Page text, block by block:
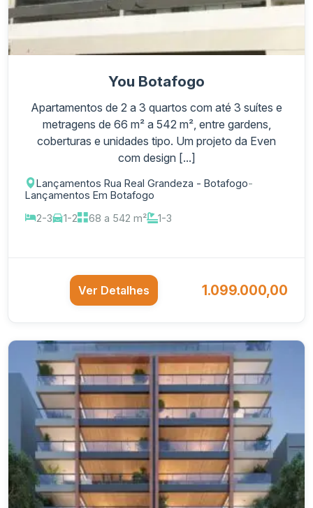
You Botafogo
Apartamentos de 2 a 3 quartos com até 3 suítes e
metragens de 66 m² a 542 m², entre gardens,
coberturas e unidades tipo. Um projeto da Even
com design [...]
Lançamentos Rua Real Grandeza - Botafogo-
Lançamentos Em Botafogo
2-3
1-2 68 a 542 m² 1-3
Ver Detalhes 1.099.000,00